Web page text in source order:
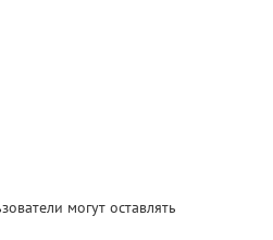
могут оставлять